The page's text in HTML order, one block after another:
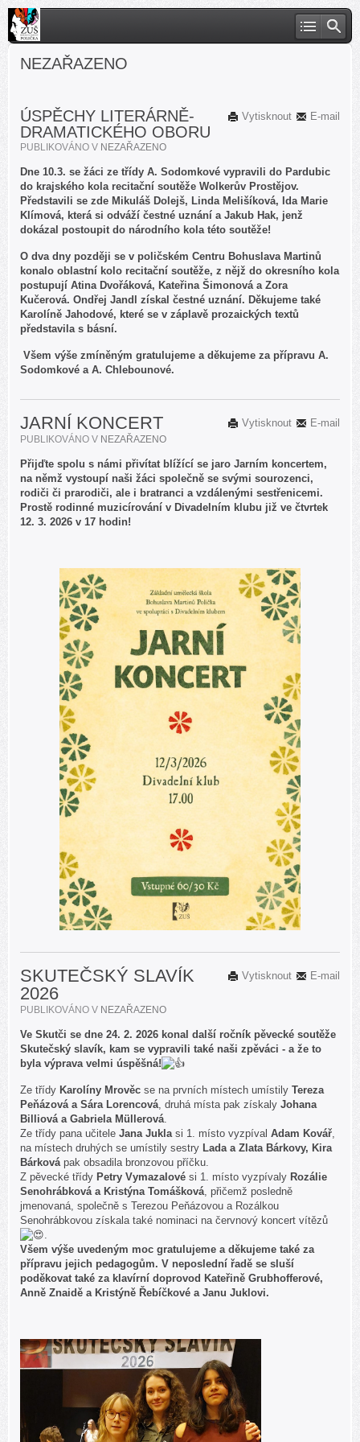
NEZAŘAZENO
E-mail
Vytisknout
ÚSPĚCHY LITERÁRNĚ-
DRAMATICKÉHO OBORU
PUBLIKOVÁNO V NEZAŘAZENO
Dne 10.3. se žáci ze třídy A. Sodomkové vypravili do Pardubic
do krajského kola recitační soutěže Wolkerův Prostějov.
Představili se zde Mikuláš Dolejš, Linda Melišíková, Ida Marie
Klímová, která si odváží čestné uznání a Jakub Hak, jenž
dokázal postoupit do národního kola této soutěže!
O dva dny později se v poličském Centru Bohuslava Martinů
konalo oblastní kolo recitační soutěže, z nějž do okresního kola
postupují Atina Dvořáková, Kateřina Šimonová a Zora
Kučerová. Ondřej Jandl získal čestné uznání. Děkujeme také
Karolíně Jahodové, které se v záplavě prozaických textů
představila s básní.
Všem výše zmíněným gratulujeme a děkujeme za přípravu A.
Sodomkové a A. Chlebounové.
E-mail
Vytisknout
JARNÍ KONCERT
PUBLIKOVÁNO V NEZAŘAZENO
Přijďte spolu s námi přivítat blížící se jaro Jarním koncertem,
na němž vystoupí naši žáci společně se svými sourozenci,
rodiči či prarodiči, ale i bratranci a vzdálenými sestřenicemi.
Prostě rodinné muzicírování v Divadelním klubu již ve čtvrtek
12. 3. 2026 v 17 hodin!
E-mail
Vytisknout
SKUTEČSKÝ SLAVÍK
2026
PUBLIKOVÁNO V NEZAŘAZENO
Ve Skutči se dne 24. 2. 2026 konal další ročník pěvecké soutěže
Skutečský slavík, kam se vypravili také naši zpěváci - a že to
byla výprava velmi úspěšná!
Ze třídy Karolíny Mrověc se na prvních místech umístily Tereza
Peňázová a Sára Lorencová, druhá místa pak získaly Johana
Billiová a Gabriela Müllerová.
Ze třídy pana učitele Jana Juklasi 1. místo vyzpíval Adam Kovář,
na místech druhých se umístily sestry Lada a Zlata Bárkovy, Kira
Bárkovápak obsadila bronzovou příčku.
Z pěvecké třídy Petry Vymazalové si 1. místo vyzpívaly Rozálie
Senohrábková a Kristýna Tomášková, přičemž posledně
jmenovaná, společně s Terezou Peňázovou a Rozálkou
Senohrábkovou získala také nominaci na červnový koncert vítězů
.
Všem výše uvedeným moc gratulujeme a děkujeme také za
přípravu jejich pedagogům. V neposlední řadě se sluší
poděkovat také za klavírní doprovod Kateřině Grubhofferové,
Anně Znaidě a Kristýně Řebíčkové a Janu Juklovi.